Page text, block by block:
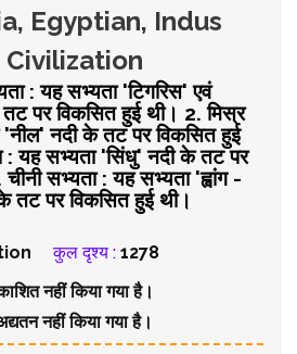
Egyptian, Indus
Civilization
: यह सभ्यता 'टिगरिस' एवं
पर विकसित हुई थी। 2. मिस्र
नदी के तट पर विकसित हुई
: यह सभ्यता 'सिंधु' नदी के तट पर
सभ्यता : यह सभ्यता 'ह्वांग -
के तट पर विकसित हुई थी।
कुल दृश्य : 1278
नहीं किया गया है।
नहीं किया गया है।